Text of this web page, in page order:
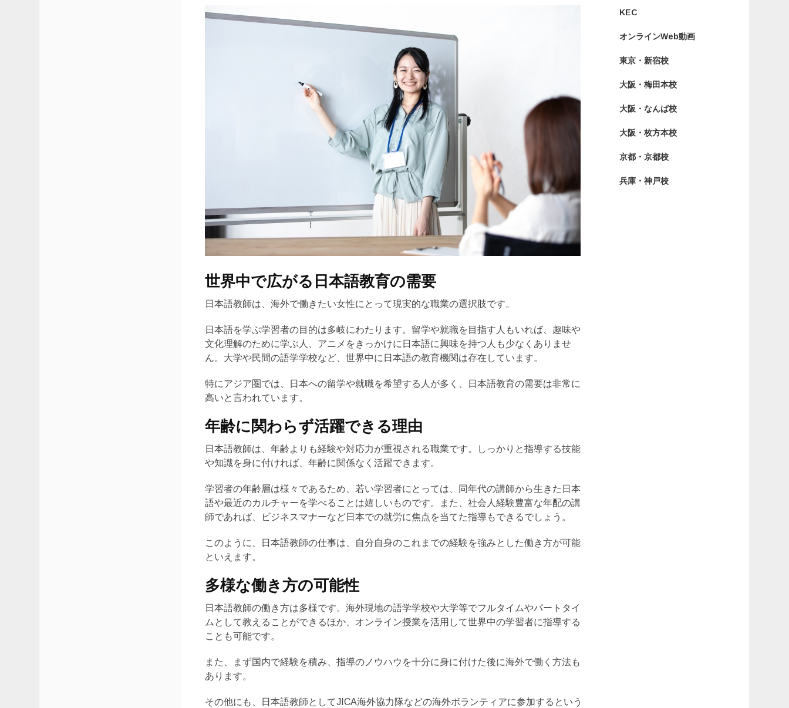
KEC
オンラインWeb動画
東京・新宿校
大阪・梅田本校
大阪・なんば校
大阪・枚方本校
京都・京都校
兵庫・神戸校
世界中で広がる日本語教育の需要
日本語教師は、海外で働きたい女性にとって現実的な職業の選択肢です。
日本語を学ぶ学習者の目的は多岐にわたります。留学や就職を目指す人もいれば、趣味や
文化理解のために学ぶ人、アニメをきっかけに日本語に興味を持つ人も少なくありませ
ん。大学や民間の語学学校など、世界中に日本語の教育機関は存在しています。
特にアジア圏では、日本への留学や就職を希望する人が多く、日本語教育の需要は非常に
高いと言われています。
年齢に関わらず活躍できる理由
日本語教師は、年齢よりも経験や対応力が重視される職業です。しっかりと指導する技能
や知識を身に付ければ、年齢に関係なく活躍できます。
学習者の年齢層は様々であるため、若い学習者にとっては、同年代の講師から生きた日本
語や最近のカルチャーを学べることは嬉しいものです。また、社会人経験豊富な年配の講
師であれば、ビジネスマナーなど日本での就労に焦点を当てた指導もできるでしょう。
このように、日本語教師の仕事は、自分自身のこれまでの経験を強みとした働き方が可能
といえます。
多様な働き方の可能性
日本語教師の働き方は多様です。海外現地の語学学校や大学等でフルタイムやパートタイ
ムとして教えることができるほか、オンライン授業を活用して世界中の学習者に指導する
ことも可能です。
また、まず国内で経験を積み、指導のノウハウを十分に身に付けた後に海外で働く方法も
あります。
その他にも、 日本語教師としてJICA海外協力隊などの海外ボランティアに参加するという